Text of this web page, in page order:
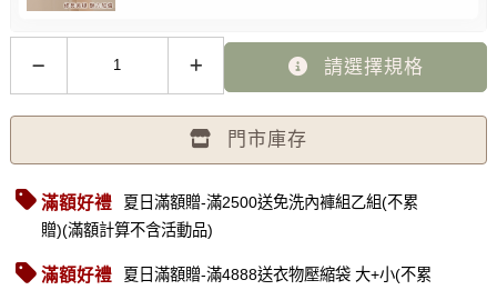
請選擇規格
門市庫存
滿額好禮
夏日滿額贈-滿2500送免洗內褲組乙組(不累
贈)(滿額計算不含活動品)
滿額好禮
夏日滿額贈-滿4888送衣物壓縮袋 大+小(不累